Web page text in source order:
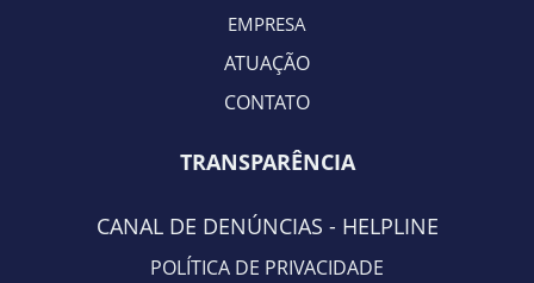
EMPRESA
ATUAÇÃO
CONTATO
TRANSPARÊNCIA
CANAL DE DENÚNCIAS - HELPLINE
POLÍTICA DE PRIVACIDADE